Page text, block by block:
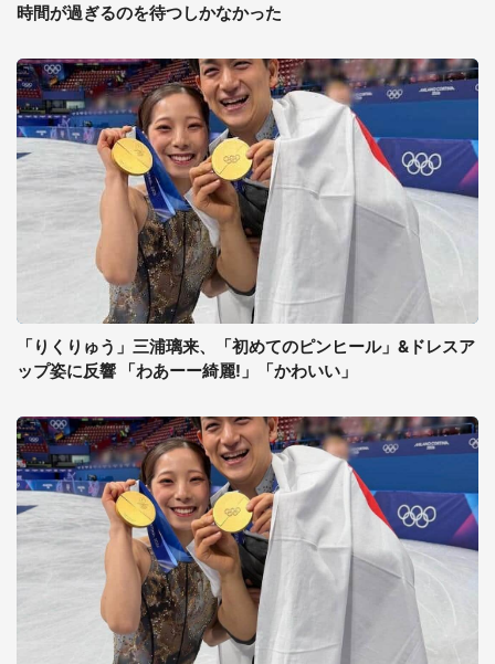
時間が過ぎるのを待つしかなかった
「りくりゅう」三浦璃来、「初めてのピンヒール」&ドレスア
ップ姿に反響 「わあーー綺麗!」「かわいい」